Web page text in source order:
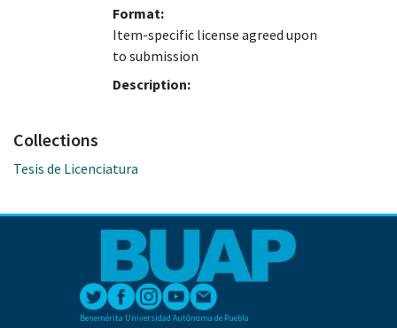
Format:
Item-specific license agreed upon
to submission
Description:
Collections
Tesis de Licenciatura
Benemérita Universidad Autónoma de Puebla